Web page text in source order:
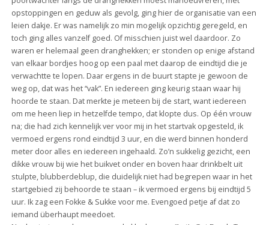
opstoppingen en geduw als gevolg, ging hier de organisatie van een
leien dakje. Er was namelijk zo min mogelijk opzichtig geregeld, en
toch ging alles vanzelf goed. Of misschien juist wel daardoor. Zo
waren er helemaal geen dranghekken; er stonden op enige afstand
van elkaar bordjes hoog op een paal met daarop de eindtijd die je
verwachtte te lopen. Daar ergens in de buurt stapte je gewoon de
weg op, dat was het “vak”. En iedereen ging keurig staan waar hij
hoorde te staan. Dat merkte je meteen bij de start, want iedereen
om me heen liep in hetzelfde tempo, dat klopte dus. Op één vrouw
na; die had zich kennelijk ver voor mij in het startvak opgesteld, ik
vermoed ergens rond eindtijd 3 uur, en die werd binnen honderd
meter door alles en iedereen ingehaald. Zo’n sukkelig gezicht, een
dikke vrouw bij wie het buikvet onder en boven haar drinkbelt uit
stulpte, blubberdeblup, die duidelijk niet had begrepen waar in het
startgebied zij behoorde te staan – ik vermoed ergens bij eindtijd 5
uur. Ik zag een Fokke & Sukke voor me. Evengoed petje af dat zo
iemand überhaupt meedoet.